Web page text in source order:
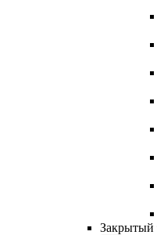
Закрытый